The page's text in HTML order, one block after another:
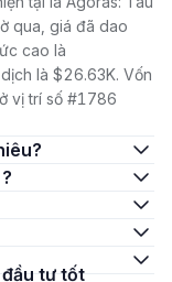
qua, giá đã dao
cao là
là $26.63K. Vốn
vị trí số #1786